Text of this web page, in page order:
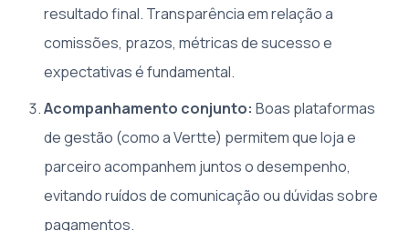
resultado final. Transparência em relação a
comissões, prazos, métricas de sucesso e
expectativas é fundamental.
Acompanhamento conjunto: Boas plataformas
de gestão (como a Vertte) permitem que loja e
parceiro acompanhem juntos o desempenho,
evitando ruídos de comunicação ou dúvidas sobre
pagamentos.